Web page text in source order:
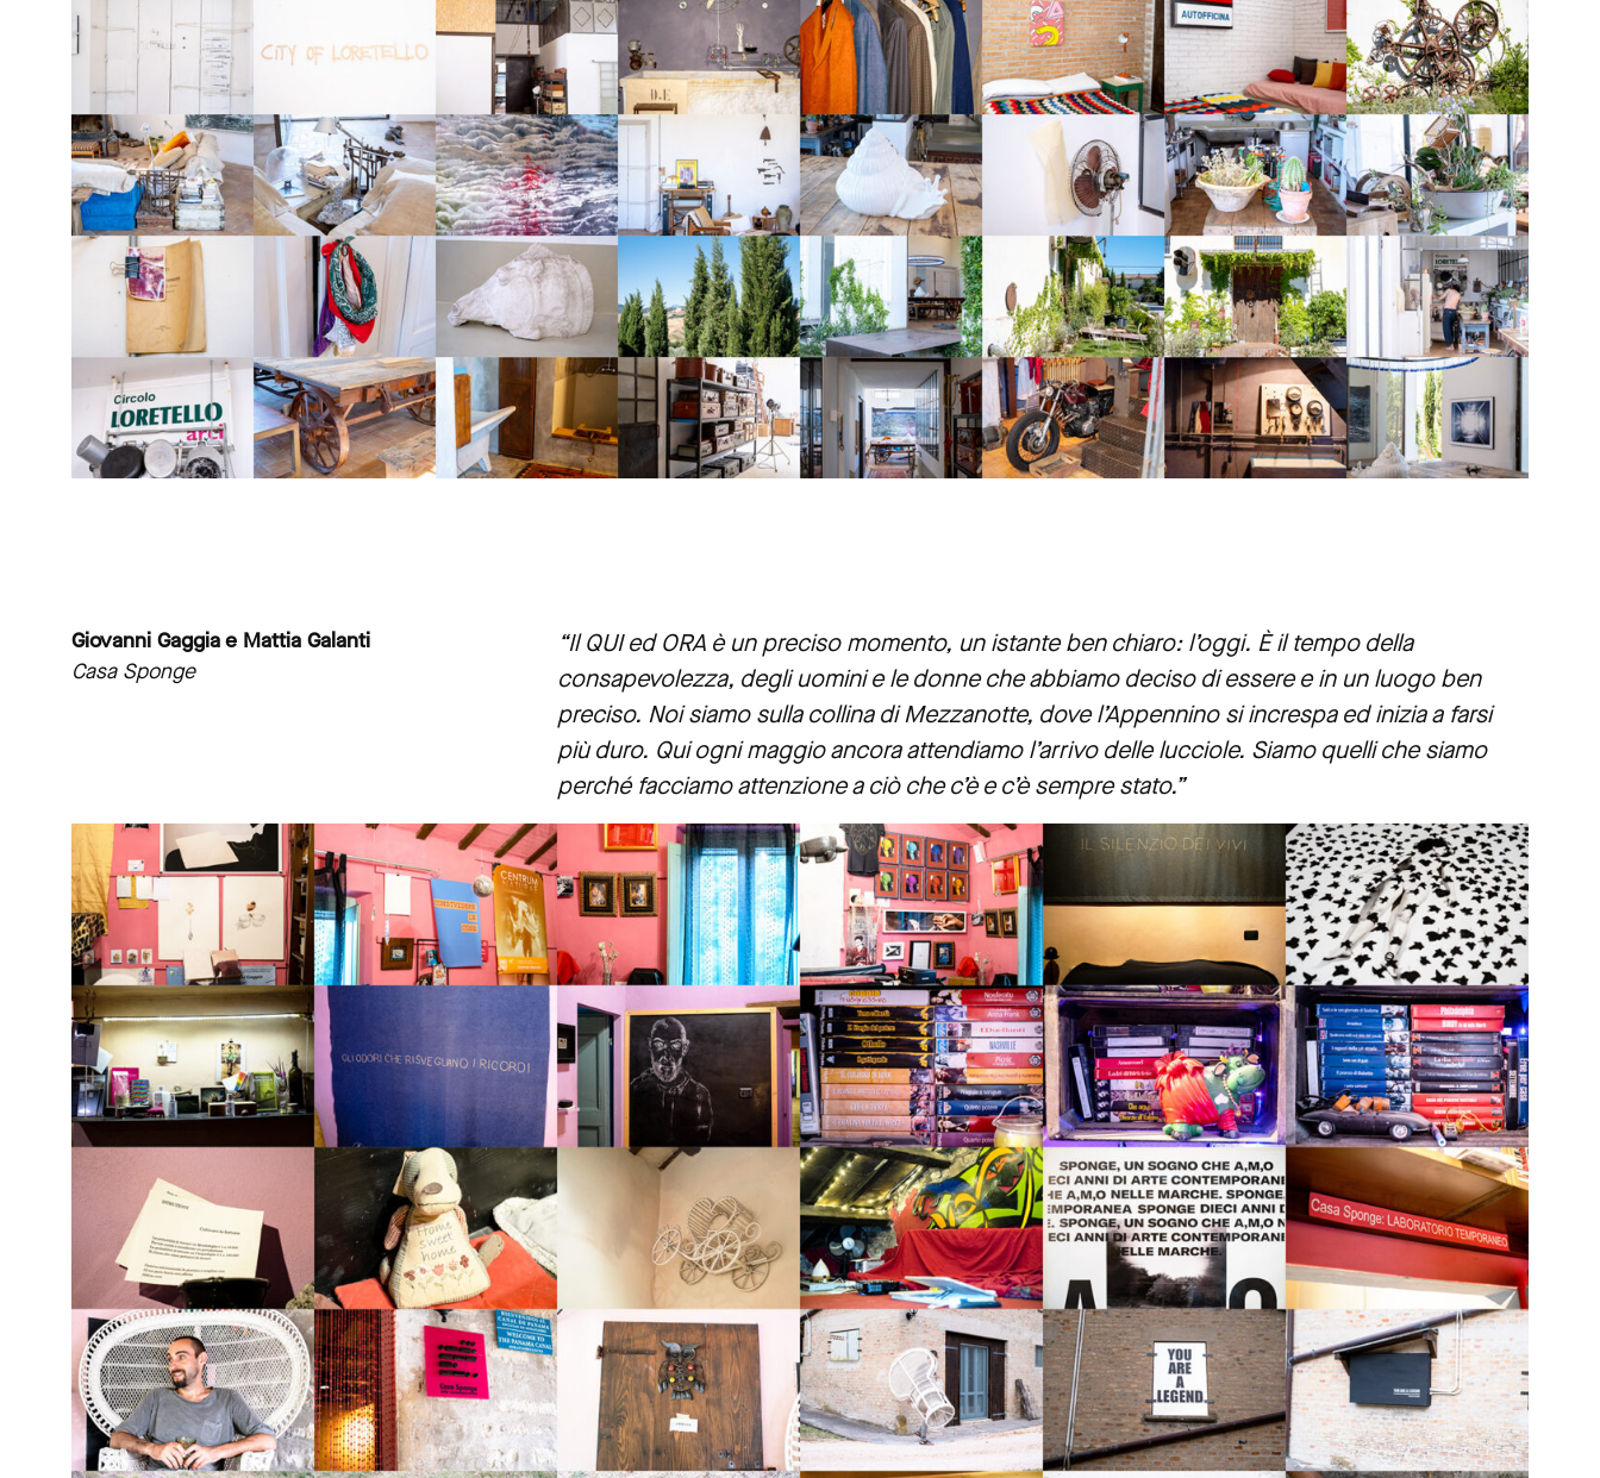
Giovanni Gaggia e Mattia Galanti
Casa Sponge
“Il QUI ed ORA è un preciso momento, un istante ben chiaro: l’oggi. È il tempo della
consapevolezza, degli uomini e le donne che abbiamo deciso di essere e in un luogo ben
preciso. Noi siamo sulla collina di Mezzanotte, dove l’Appennino si increspa ed inizia a farsi
più duro. Qui ogni maggio ancora attendiamo l’arrivo delle lucciole. Siamo quelli che siamo
perché facciamo attenzione a ciò che c’è e c’è sempre stato.”